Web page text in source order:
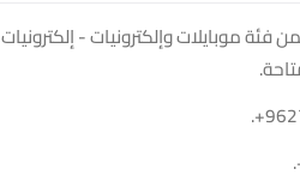
موبايلات وإلكترونيات -
.
.